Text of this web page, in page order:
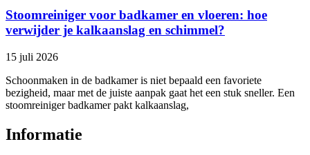
Stoomreiniger voor badkamer en vloeren: hoe
verwijder je kalkaanslag en schimmel?
15 juli 2026
Schoonmaken in de badkamer is niet bepaald een favoriete
bezigheid, maar met de juiste aanpak gaat het een stuk sneller. Een
stoomreiniger badkamer pakt kalkaanslag,
Informatie